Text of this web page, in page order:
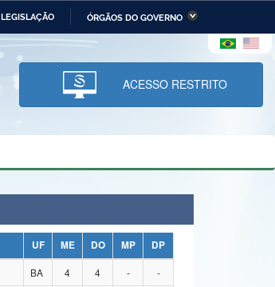
LEGISLAÇÃO ÓRGÃOS DO GOVERNO
Ministério da Infraestrutura
Ministério da Ciência,
Tecnologia, Inovações e
Comunicações
ACESSO RESTRITO
UF ME DO MP
DP
BA 4 4 -
-